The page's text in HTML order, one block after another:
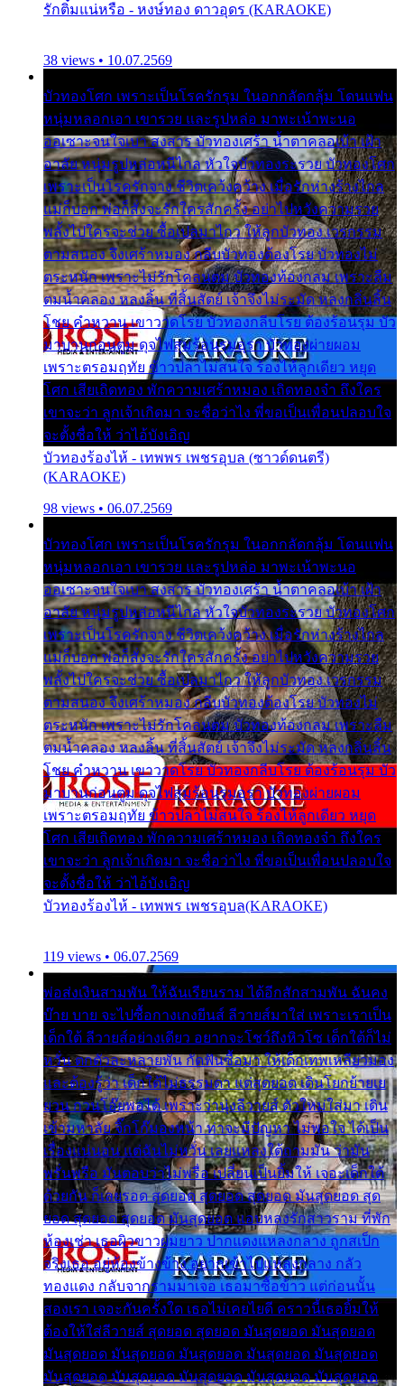
รักติ๋มแน่หรือ - หงษ์ทอง ดาวอุดร (KARAOKE)
38 views • 10.07.2569
บัวทองโศก เพราะเป็นโรครักรุม ในอกกลัดกลุ้ม โดนแฟน
หนุ่มหลอกเอา เขารวย และรูปหล่อ มาพะเน้าพะนอ
ออเซาะจนใจเบา สงสาร บัวทองเศร้า น้ำตาคลอเบ้า เฝ้า
อาลัย หนุ่มรูปหล่อหนีไกล หัวใจบัวทองระรวย บัวทองโศก
เพราะเป็นโรครักจาง ชีวิตเคว้งคว้าง เมื่อรักห่างร้างไกล
แม่ก็บอก พ่อก็สั่งจะรักใครสักครั้ง อย่าไปหวังความรวย
พลั้งไปใครจะช่วย ซื้อเปลมาไกว ให้ลูกบัวทอง เวรกรรม
ตามสนอง จึงเศร้าหมอง กลีบบัวทองต้องโรย บัวทองไม่
ตระหนัก เพราะไม่รักโคลนตม บัวทองท้องกลม เพราะลืม
ตมน้ำคลอง หลงลิ้น ที่สิ้นสัตย์ เจ้าจึงไม่ระมัด หลงกลิ่นลิ้น
โชย คำหวาน เขาวาดโรย บัวทองกลีบโรย ต้องร้อนรุม บัว
มาบานก่อนตูม ดุจไฟสุมร้อนรุมอุรา บัวทองผ่ายผอม
เพราะตรอมฤทัย ข้าวปลาไม่สนใจ ร้องไห้ลูกเดียว หยุด
โศก เสียเถิดทอง พักความเศร้าหมอง เถิดทองจ๋า ถึงใคร
เขาจะว่า ลูกเจ้าเกิดมา จะชื่อว่าไง พี่ขอเป็นเพื่อนปลอบใจ
จะตั้งชื่อให้ ว่าไอ้บังเอิญ
บัวทองร้องไห้ - เทพพร เพชรอุบล (ซาวด์ดนตรี)
(KARAOKE)
98 views • 06.07.2569
บัวทองโศก เพราะเป็นโรครักรุม ในอกกลัดกลุ้ม โดนแฟน
หนุ่มหลอกเอา เขารวย และรูปหล่อ มาพะเน้าพะนอ
ออเซาะจนใจเบา สงสาร บัวทองเศร้า น้ำตาคลอเบ้า เฝ้า
อาลัย หนุ่มรูปหล่อหนีไกล หัวใจบัวทองระรวย บัวทองโศก
เพราะเป็นโรครักจาง ชีวิตเคว้งคว้าง เมื่อรักห่างร้างไกล
แม่ก็บอก พ่อก็สั่งจะรักใครสักครั้ง อย่าไปหวังความรวย
พลั้งไปใครจะช่วย ซื้อเปลมาไกว ให้ลูกบัวทอง เวรกรรม
ตามสนอง จึงเศร้าหมอง กลีบบัวทองต้องโรย บัวทองไม่
ตระหนัก เพราะไม่รักโคลนตม บัวทองท้องกลม เพราะลืม
ตมน้ำคลอง หลงลิ้น ที่สิ้นสัตย์ เจ้าจึงไม่ระมัด หลงกลิ่นลิ้น
โชย คำหวาน เขาวาดโรย บัวทองกลีบโรย ต้องร้อนรุม บัว
มาบานก่อนตูม ดุจไฟสุมร้อนรุมอุรา บัวทองผ่ายผอม
เพราะตรอมฤทัย ข้าวปลาไม่สนใจ ร้องไห้ลูกเดียว หยุด
โศก เสียเถิดทอง พักความเศร้าหมอง เถิดทองจ๋า ถึงใคร
เขาจะว่า ลูกเจ้าเกิดมา จะชื่อว่าไง พี่ขอเป็นเพื่อนปลอบใจ
จะตั้งชื่อให้ ว่าไอ้บังเอิญ
บัวทองร้องไห้ - เทพพร เพชรอุบล(KARAOKE)
119 views • 06.07.2569
พ่อส่งเงินสามพัน ให้ฉันเรียนราม ได้อีกสักสามพัน ฉันคง
บ๊าย บาย จะไปซื้อกางเกงยีนส์ ลีวายส์มาใส่ เพราะเราเป็น
เด็กใต้ ลีวายส์อย่างเดียว อยากจะโชว์ถึงหิวโซ เด็กใต้ก็ไม่
หวั่น ตกตัวละหลายพัน กัดฟันซื้อมา ให้เด็กเทพเหลียวมอง
และต้องรู้ว่า เด็กใต้ไม่ธรรมดา แต่สุดยอด เดินโยกย้ายเย
ยวน กวนโอ๊ยพอได้ เพราะว่านุ่งลีวายส์ ตัวใหม่ใส่มา เดิน
เข้ามหาลัย จิ๊กโก๊มองหน้า ท่าจะมีปัญหา ไม่พอใจ ได้เป็น
เรื่องแน่นอน แต่ฉันไม่หวั่น เลยแหลงใต้ถามมัน ว่ามัน
พรั่นพรือ มันตอบว่าไม่พรื่อ เปลี่ยนเป็นยิ้มให้ เจอะเด็กใต้
ด้วยกัน ก็เลยรอด สุดยอด สุดยอด สุดยอด มันสุดยอด สุด
ยอด สุดยอด สุดยอด มันสุดยอด แอบหลงรักสาวราม ที่พัก
ห้องเช่า เธอผิวขาวผมยาว ปากแดงแหลงกลาง ถูกสเป็ก
จริงเธอ อยู่ห้องข้างข้าง อยากเข้าไปแหลงกลาง กลัว
ทองแดง กลับจากรามมาเจอ เธอมาซื้อข้าว แต่ก่อนนั้น
สองเรา เจอะกันครั้งใด เธอไม่เคยไยดี คราวนี้เธอยิ้มให้
ต้องให้ใส่ลีวายส์ สุดยอด สุดยอด มันสุดยอด มันสุดยอด
มันสุดยอด มันสุดยอด มันสุดยอด มันสุดยอด มันสุดยอด
มันสุดยอด มันสุดยอด มันสุดยอด มันสุดยอด มันสุดยอด